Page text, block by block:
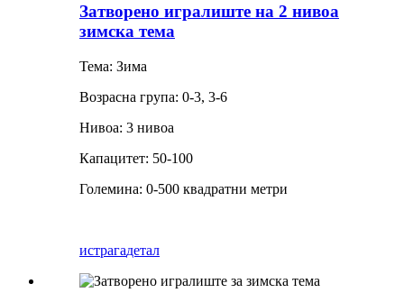
Затворено игралиште на 2 нивоа
зимска тема
Тема: Зима
Возрасна група: 0-3, 3-6
Нивоа: 3 нивоа
Капацитет: 50-100
Големина: 0-500 квадратни метри
истрагадетал